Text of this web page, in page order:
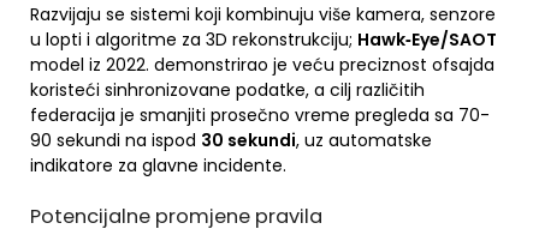
Razvijaju se sistemi koji kombinuju više kamera, senzore
u lopti i algoritme za 3D rekonstrukciju; Hawk‑Eye/SAOT
model iz 2022. demonstrirao je veću preciznost ofsajda
koristeći sinhronizovane podatke, a cilj različitih
federacija je smanjiti prosečno vreme pregleda sa 70-
90 sekundi na ispod 30 sekundi, uz automatske
indikatore za glavne incidente.
Potencijalne promjene pravila